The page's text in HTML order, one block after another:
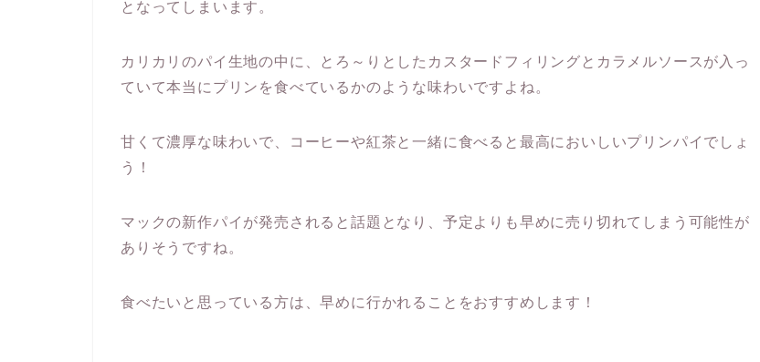
となってしまいます。
カリカリのパイ生地の中に、とろ～りとしたカスタードフィリングとカラメルソースが入っ
ていて本当にプリンを食べているかのような味わいですよね。
甘くて濃厚な味わいで、コーヒーや紅茶と一緒に食べると最高においしいプリンパイでしょ
う！
マックの新作パイが発売されると話題となり、予定よりも早めに売り切れてしまう可能性が
ありそうですね。
食べたいと思っている方は、早めに行かれることをおすすめします！